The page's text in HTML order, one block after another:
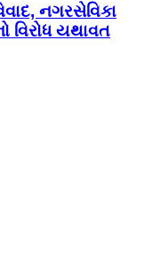
નગરસેવિકા
વિરોધ યથાવત